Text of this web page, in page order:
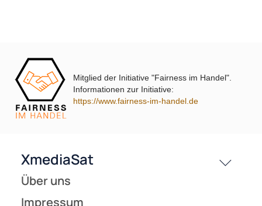
Mitglied der Initiative "Fairness im Handel".
Informationen zur Initiative:
https://www.fairness-im-handel.de
AGB
Kontakt
Service
Preisliste
Versandkosten
Zahlungsarten
Unsere Leistungen